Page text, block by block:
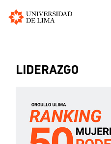
contenido
LIDERAZGO